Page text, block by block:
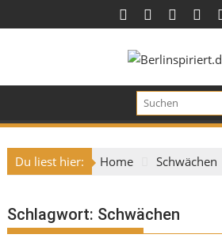
to
Du liest hier: Home Schwächen
Schlagwort: Schwächen